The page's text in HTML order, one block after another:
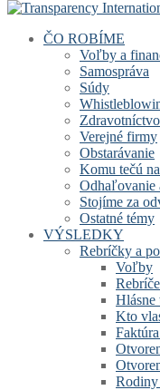
ČO ROBÍME
Voľby a
Samospráva
Súdy
Zdravotníctvo
Verejné firmy
Obstarávanie
Komu tečú
Odhaľovanie
Stojíme za
Ostatné témy
VÝSLEDKY
Rebríčky a
Voľby
Hlásne
Kto
Rodiny